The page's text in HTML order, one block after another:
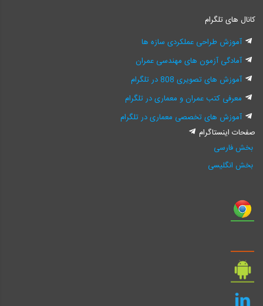
کانال های تلگرام
آموزش طراحی عملکردی سازه ها
آمادگی آزمون های مهندسی عمران
آموزش های تصویری 808 در تلگرام
معرفی کتب عمران و معماری در تلگرام
آموزش های تخصصی معماری در تلگرام
صفحات اینستاگرام
بخش فارسی
بخش انگلیسی